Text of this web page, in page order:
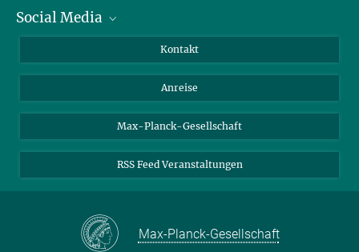
Wissenschaftlerinnen und Wissenschaftler
Bewerberinnen und Bewerber
Medienvertreter
Schülerinnen und Schüler
Social Media
YouTube
Mastodon
Kontakt
Anreise
Max-Planck-Gesellschaft
RSS Feed Veranstaltungen
Max-Planck-Gesellschaft